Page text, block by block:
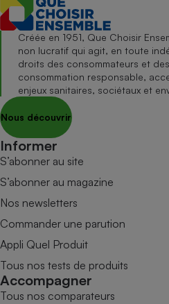
Créée en 1951, Que Choisir
non lucratif qui agit, en toute
droits des consommateurs et
consommation responsable,
enjeux sanitaires, sociétaux et
Nous découvrir
Informer
S’abonner au site
S’abonner au magazine
Nos newsletters
Commander une parution
Appli Quel Produit
Tous nos tests de produits
Accompagner
Tous nos comparateurs